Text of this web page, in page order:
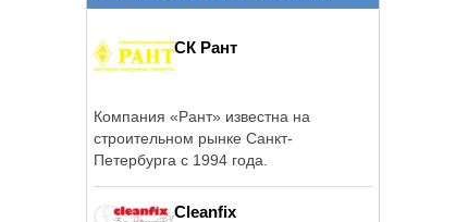
СК Рант
Компания «Рант» известна на
строительном рынке Санкт-
Петербурга с 1994 года.
Cleanfix